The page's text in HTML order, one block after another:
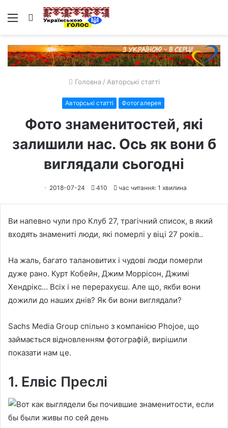
Меню Пошук
Головна / Авторські статті
Авторські статті Фотогалерея
Фото знаменитостей, які
залишили нас. Ось як вони б
виглядали сьогодні
2018-07-24 410 час читання: 1 хвилина
Ви напевно чули про Клуб 27, трагічний список, в який
входять знамениті люди, які померлі у віці 27 років..
На жаль, багато талановитих і чудові люди померли
дуже рано. Курт Кобейн, Джим Моррісон, Джимі
Хендрікс… Всіх і не перерахуєш. Але що, якби вони
дожили до наших днів? Як би вони виглядали?
Sachs Media Group спільно з компанією Phojoe, що
займається відновленням фотографій, вирішили
показати нам це.
1. Елвіс Преслі